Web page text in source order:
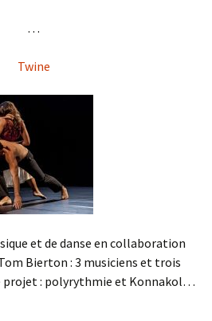
. . .
Twine
et de danse en collaboration
Bierton : 3 musiciens et trois
projet : polyrythmie et Konnakol…